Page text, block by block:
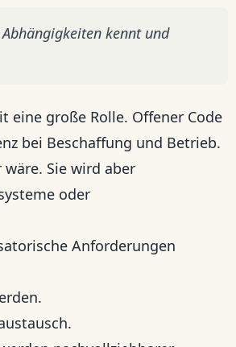
kennt und
eine große Rolle. Offener Code
bei Beschaffung und Betrieb.
Sie wird aber
oder
Anforderungen